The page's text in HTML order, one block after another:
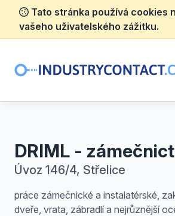
Tato stránka používá cookies
vašeho uživatelského zážitku.
DRIML -
Úvoz 146/4, Střelice
práce zámečnické a instalatérské,
dveře, vrata, zábradlí a nejrůznější